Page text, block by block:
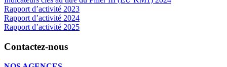
Rapport d’activité 2023
Rapport d’activité 2024
Rapport d’activité 2025
Contactez-nous